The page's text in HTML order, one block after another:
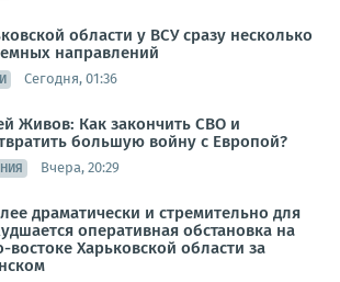
области у ВСУ сразу несколько
направлений
Сегодня, 01:36
Живов: Как закончить СВО и
большую войну с Европой?
Вчера, 20:29
драматически и стремительно для
оперативная обстановка на
востоке Харьковской области за